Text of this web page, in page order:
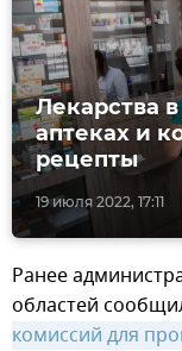
19 июля 2022, 17:11
Лекарства
аптеках и
рецепты
Ранее
областей
комиссий для